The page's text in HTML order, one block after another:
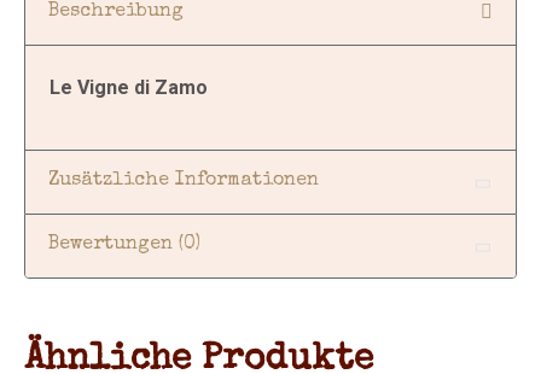
Beschreibung
Le Vigne di Zamo
Zusätzliche Informationen
Bewertungen (0)
Ähnliche Produkte